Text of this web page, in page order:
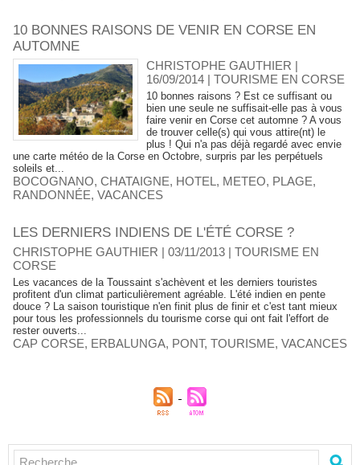
10 BONNES RAISONS DE VENIR EN CORSE EN
AUTOMNE
CHRISTOPHE GAUTHIER |
16/09/2014 |TOURISME EN CORSE
10 bonnes raisons ? Est ce suffisant ou
bien une seule ne suffisait-elle pas à vous
faire venir en Corse cet automne ? A vous
de trouver celle(s) qui vous attire(nt) le
plus ! Qui n'a pas déjà regardé avec envie
une carte météo de la Corse en Octobre, surpris par les perpétuels
soleils et...
BOCOGNANO, CHATAIGNE, HOTEL , METEO, PLAGE,
RANDONNÉE, VACANCES
LES DERNIERS INDIENS DE L'ÉTÉ CORSE ?
CHRISTOPHE GAUTHIER | 03/11/2013 | TOURISME EN
CORSE
Les vacances de la Toussaint s'achèvent et les derniers touristes
profitent d'un climat particulièrement agréable. L'été indien en pente
douce ? La saison touristique n'en finit plus de finir et c'est tant mieux
pour tous les professionnels du tourisme corse qui ont fait l'effort de
rester ouverts...
CAP CORSE, ERBALUNGA, PONT, TOURISME, VACANCES